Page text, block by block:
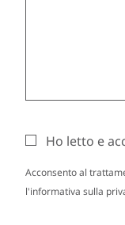
Ho letto e
Acconsento al
l'informativa sulla